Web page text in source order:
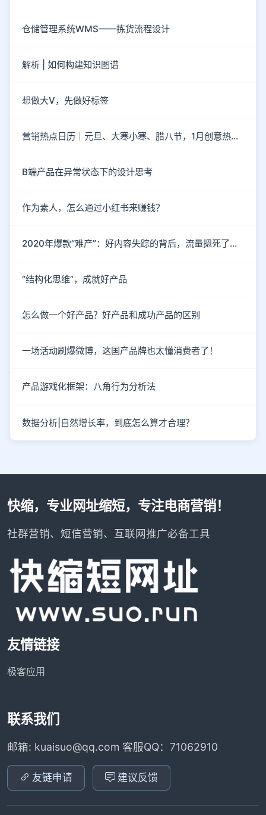
仓储管理系统WMS——拣货流程设计
解析 | 如何构建知识图谱
想做大V，先做好标签
营销热点日历｜元旦、大寒小寒、腊八节，1月创意热点都在这
B端产品在异常状态下的设计思考
作为素人，怎么通过小红书来赚钱？
2020年爆款“难产”：好内容失踪的背后，流量摁死了内容
“结构化思维”，成就好产品
怎么做一个好产品？好产品和成功产品的区别
一场活动刷爆微博，这国产品牌也太懂消费者了！
产品游戏化框架：八角行为分析法
数据分析|自然增长率，到底怎么算才合理？
快缩，专业网址缩短，专注电商营销！
社群营销、短信营销、互联网推广必备工具
友情链接
极客应用
联系我们
邮箱: kuaisuo@qq.com 客服QQ：71062910
友链申请 建议反馈